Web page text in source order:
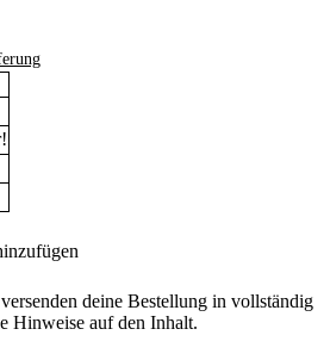
deine Bestellung in vollständig
Hinweise auf den Inhalt.